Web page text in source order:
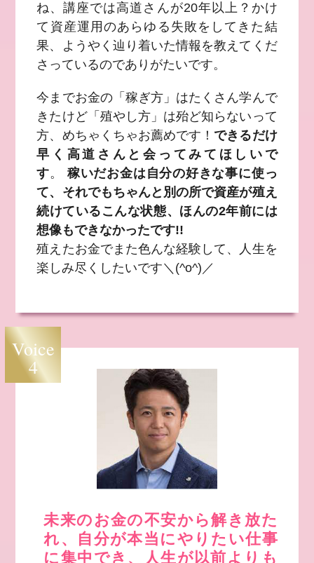
ね、講座では高道さんが20年以上？かけ
て資産運用のあらゆる失敗をしてきた結
果、ようやく辿り着いた情報を教えてくだ
さっているのでありがたいです。
今までお金の「稼ぎ方」はたくさん学んで
きたけど「殖やし方」は殆ど知らないって
方、めちゃくちゃお薦めです！ できるだけ
早く高道さんと会ってみてほしいで
す。 稼いだお金は自分の好きな事に使っ
て、それでもちゃんと別の所で資産が殖え
続けているこんな状態、ほんの2年前には
想像もできなかったです!!
殖えたお金でまた色んな経験して、人生を
楽しみ尽くしたいです＼(^o^)／
Voice
4
未来のお金の不安から解き放た
れ、自分が本当にやりたい仕事
に集中でき、人生が以前よりも